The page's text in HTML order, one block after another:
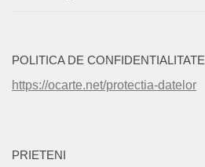
POLITICA DE CONFIDENTIALITATE
https://ocarte.net/protectia-datelor
PRIETENI